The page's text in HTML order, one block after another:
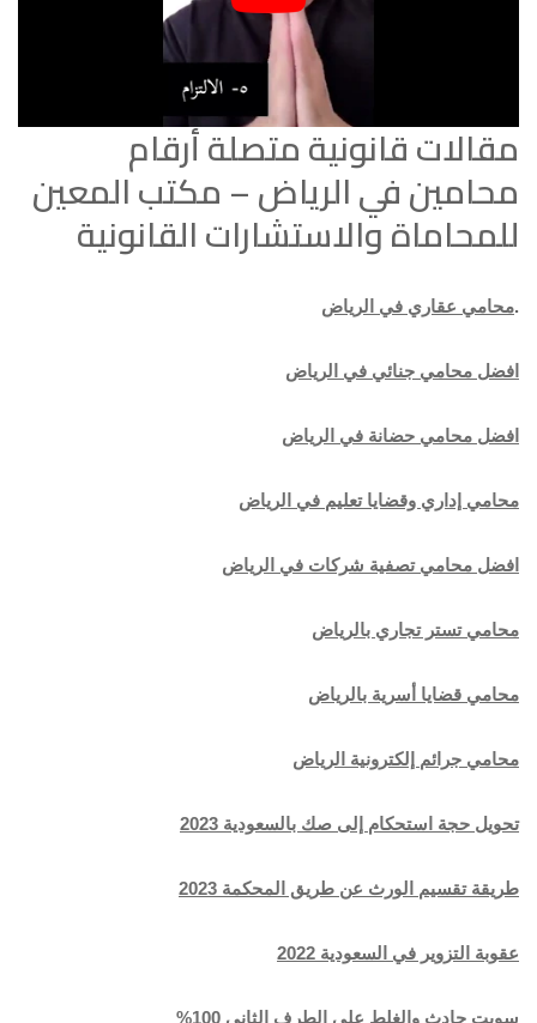
مقالات قانونية متصلة أرقام
محامين في الرياض – مكتب المعين
للمحاماة والاستشارات القانونية
.محامي عقاري في الرياض
افضل محامي جنائي في الرياض
افضل محامي حضانة في الرياض
محامي إداري وقضايا تعليم في الرياض
افضل محامي تصفية شركات في الرياض
محامي تستر تجاري بالرياض
محامي قضايا أسرية بالرياض
محامي جرائم إلكترونية الرياض
تحويل حجة استحكام إلى صك بالسعودية 2023
طريقة تقسيم الورث عن طريق المحكمة 2023
عقوبة التزوير في السعودية 2022
سويت حادث والغلط على الطرف الثاني 100%